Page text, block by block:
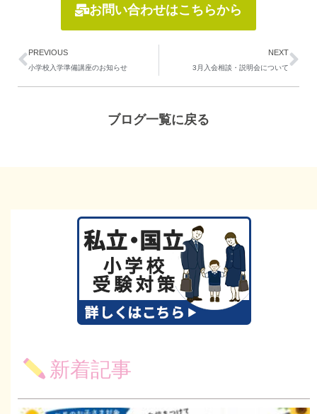
お問い合わせはこちらから
Prev
PREVIOUS
小学校入学準備講座のお知らせ
NEXT
3月入会相談・説明会について
ブログ一覧に戻る
新着記事